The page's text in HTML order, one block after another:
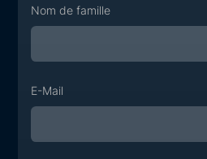
Nom de famille
E-Mail